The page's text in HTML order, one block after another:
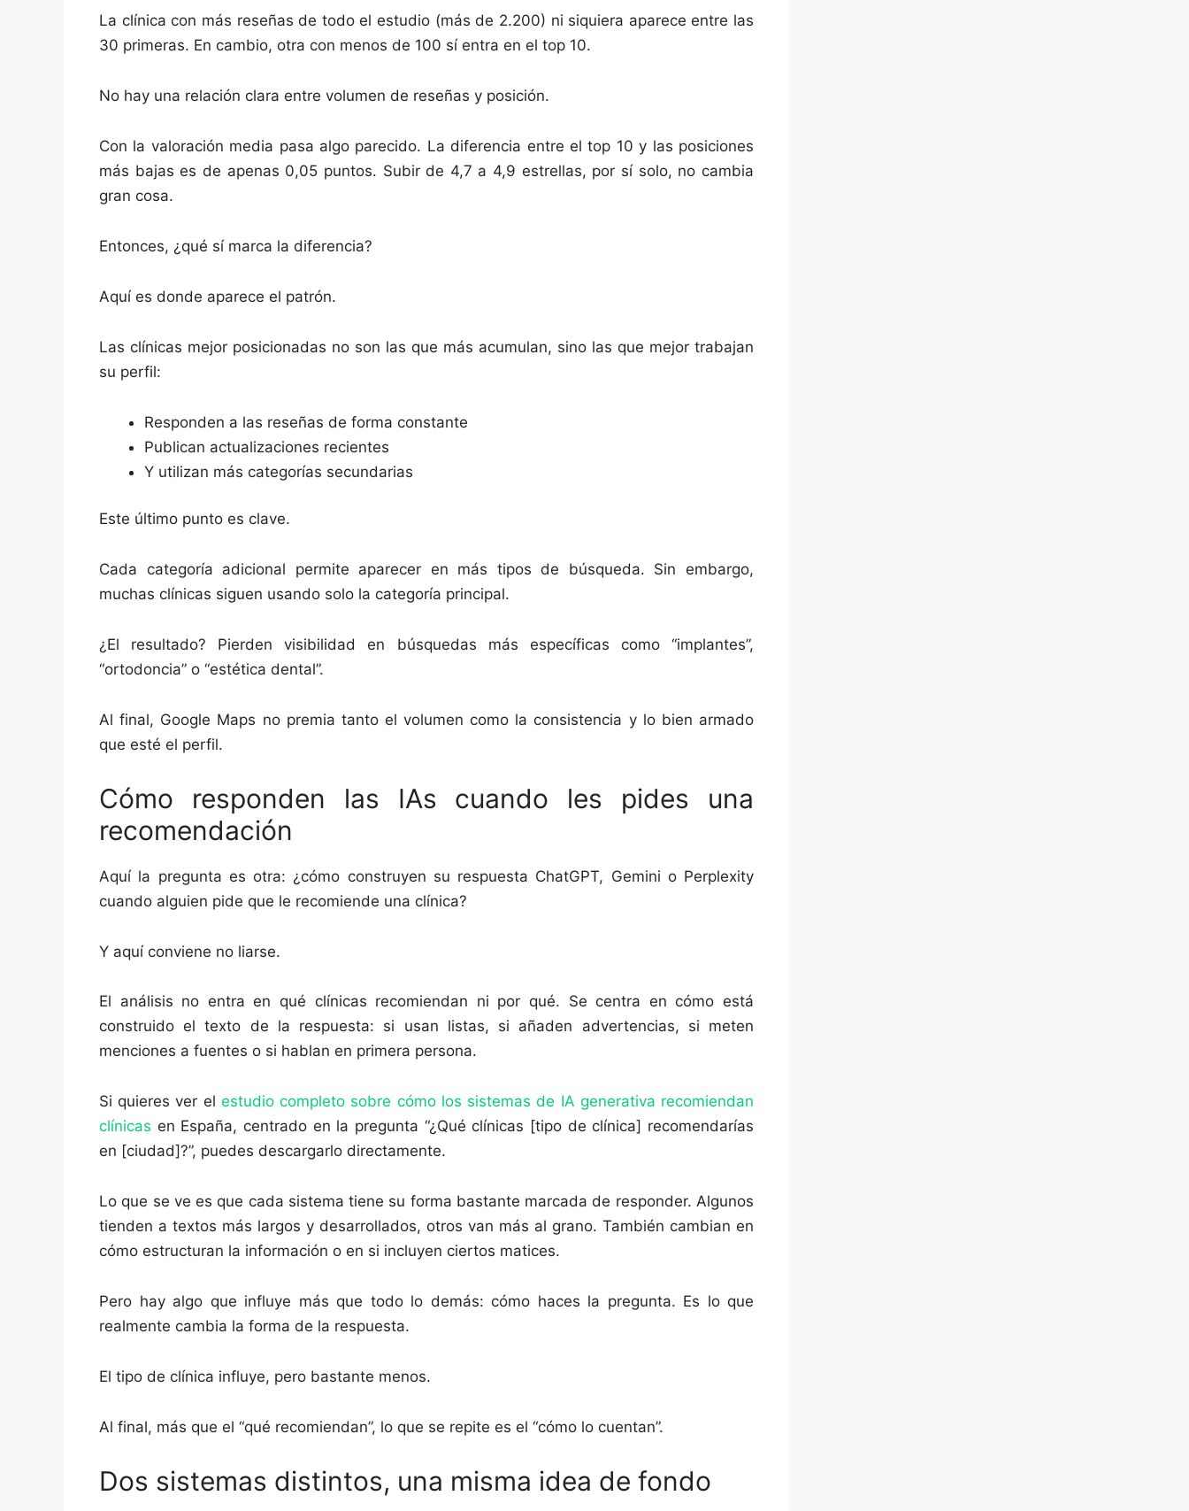
La clínica con más reseñas de todo el estudio (más de 2.200) ni siquiera aparece entre las
30 primeras. En cambio, otra con menos de 100 sí entra en el top 10.
No hay una relación clara entre volumen de reseñas y posición.
Con la valoración media pasa algo parecido. La diferencia entre el top 10 y las posiciones
más bajas es de apenas 0,05 puntos. Subir de 4,7 a 4,9 estrellas, por sí solo, no cambia
gran cosa.
Entonces, ¿qué sí marca la diferencia?
Aquí es donde aparece el patrón.
Las clínicas mejor posicionadas no son las que más acumulan, sino las que mejor trabajan
su perfil:
Responden a las reseñas de forma constante
Publican actualizaciones recientes
Y utilizan más categorías secundarias
Este último punto es clave.
Cada categoría adicional permite aparecer en más tipos de búsqueda. Sin embargo,
muchas clínicas siguen usando solo la categoría principal.
¿El resultado? Pierden visibilidad en búsquedas más específicas como “implantes”,
“ortodoncia” o “estética dental”.
Al final, Google Maps no premia tanto el volumen como la consistencia y lo bien armado
que esté el perfil.
Cómo responden las IAs cuando les pides una
recomendación
Aquí la pregunta es otra: ¿cómo construyen su respuesta ChatGPT, Gemini o Perplexity
cuando alguien pide que le recomiende una clínica?
Y aquí conviene no liarse.
El análisis no entra en qué clínicas recomiendan ni por qué. Se centra en cómo está
construido el texto de la respuesta: si usan listas, si añaden advertencias, si meten
menciones a fuentes o si hablan en primera persona.
Si quieres ver el estudio completo sobre cómo los sistemas de IA generativa recomiendan
clínicas en España, centrado en la pregunta “¿Qué clínicas [tipo de clínica] recomendarías
en [ciudad]?”, puedes descargarlo directamente.
Lo que se ve es que cada sistema tiene su forma bastante marcada de responder. Algunos
tienden a textos más largos y desarrollados, otros van más al grano. También cambian en
cómo estructuran la información o en si incluyen ciertos matices.
Pero hay algo que influye más que todo lo demás: cómo haces la pregunta. Es lo que
realmente cambia la forma de la respuesta.
El tipo de clínica influye, pero bastante menos.
Al final, más que el “qué recomiendan”, lo que se repite es el “cómo lo cuentan”.
Dos sistemas distintos, una misma idea de fondo